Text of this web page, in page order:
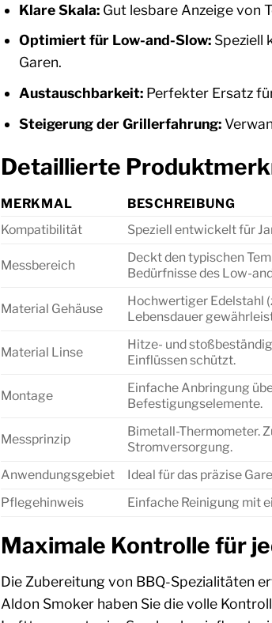
Klare Skala:Gut lesbare Anzeige von
Optimiert für Low-and-Slow:Speziell
Garen.
Austauschbarkeit:Perfekter Ersatz
Steigerung der Grillerfahrung:
Detaillierte
MERKMAL
BESCHREIBUNG
Kompatibilität
Speziell entwickelt für
Messbereich
Deckt den typischen
Bedürfnisse des Low-
Material Gehäuse
Hochwertiger Edelstahl
Lebensdauer
Material Linse
Hitze- und
Einflüssen schützt.
Montage
Einfache Anbringung
Befestigungselemente.
Messprinzip
Bimetall-Thermometer.
Stromversorgung.
Anwendungsgebiet
Ideal für das präzise
Pflegehinweis
Einfache Reinigung mit
Maximale Kontrolle für
Die Zubereitung von BBQ-Spezialitäten
Aldon Smoker haben Sie die volle